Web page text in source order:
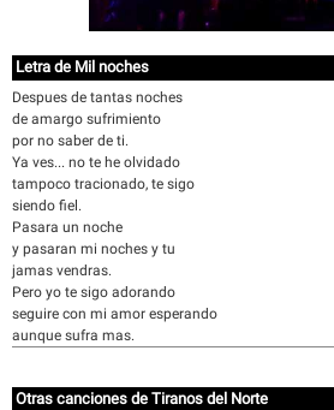
Letra de Mil noches
Despues de tantas noches
de amargo sufrimiento
por no saber de ti.
Ya ves... no te he olvidado
tampoco tracionado, te sigo
siendo fiel.
Pasara un noche
y pasaran mi noches y tu
jamas vendras.
Pero yo te sigo adorando
seguire con mi amor esperando
aunque sufra mas.
Otras canciones de Tiranos del Norte